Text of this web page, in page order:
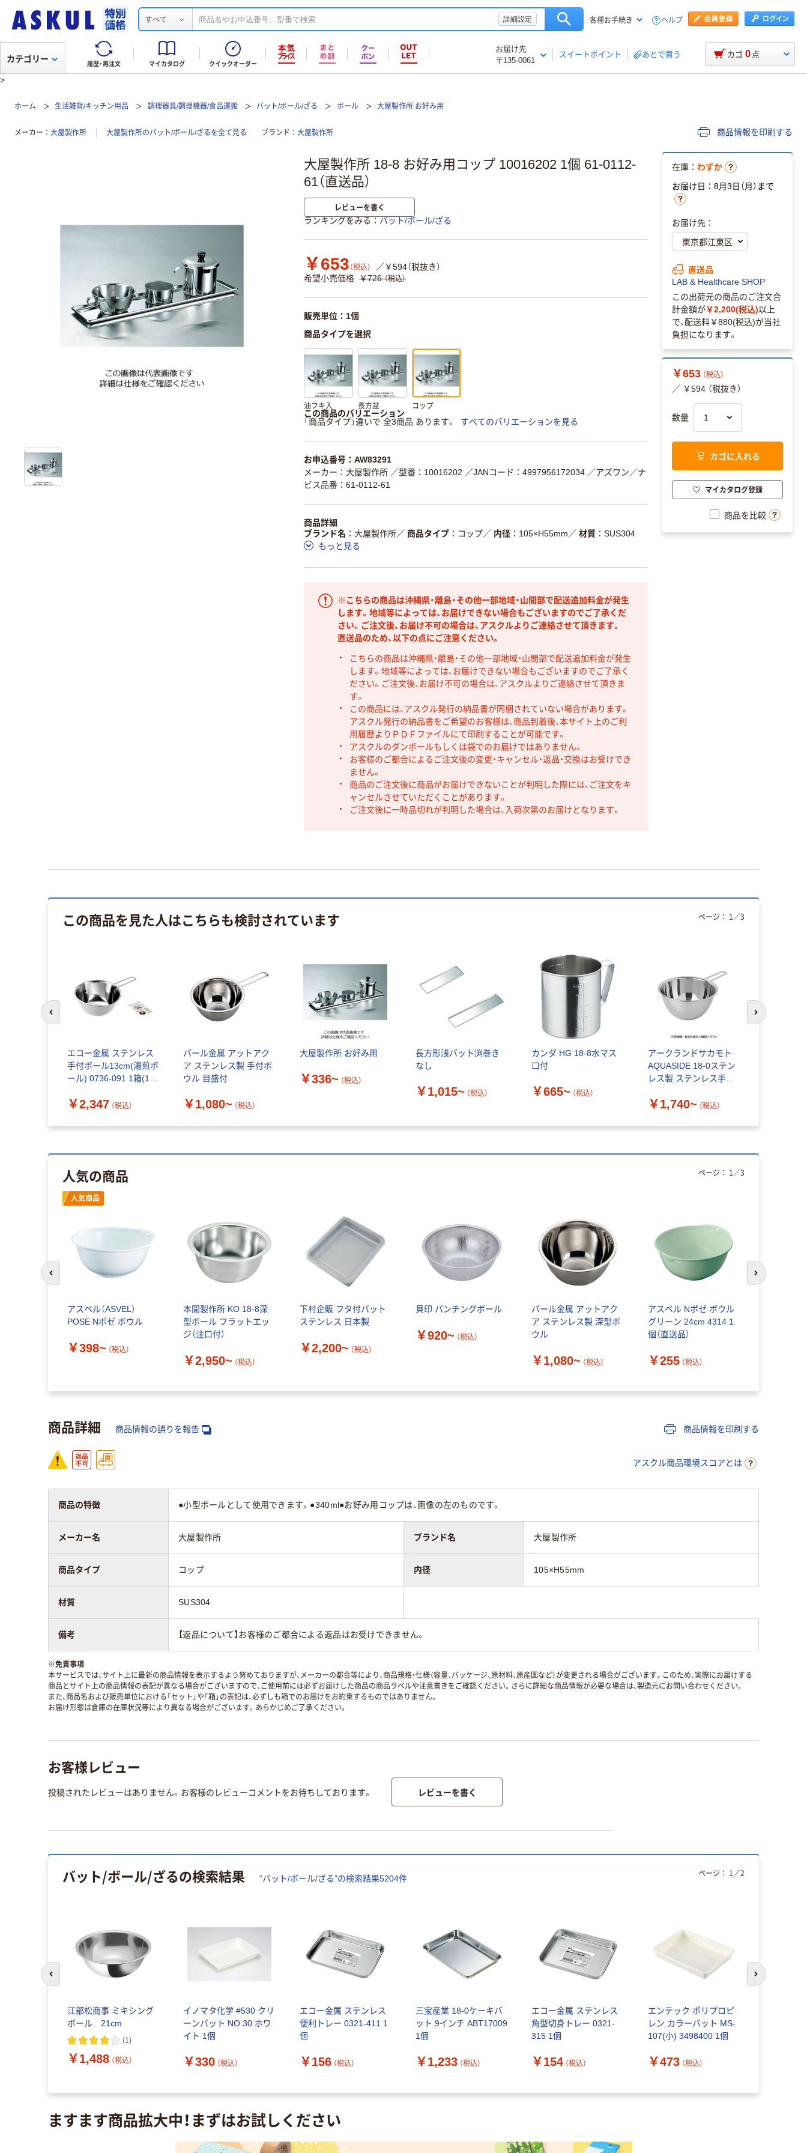
すべて 詳細設定 各種お手続き ヘルプ
履歴・再注文 マイカタログ クイックオーダー
お届け先
〒135-0061
スイートポイント あとで買う
カテゴリー カゴ 0 点
>
ホーム 生活雑貨/キッチン用品 調理器具/調理機器/食品運搬 バット/ボール/ざる ボール 大屋製作所 お好み用
メーカー 大屋製作所 大屋製作所のバット/ボール/ざるを全て見る ブランド 大屋製作所 商品情報を印刷する
大屋製作所 18-8 お好み用コップ 10016202 1個 61-0112-
61（直送品）
レビューを書く
ランキングをみる バット/ボール/ざる
￥653 （税込）
／￥594（税抜き）
希望小売価格 ￥726 （税込）
販売単位：1個
商品タイプを選択
油フキ入 長方盆 コップ
この商品のバリエーション
「商品タイプ」違いで 全3商品 あります。
すべてのバリエーションを見る
お申込番号：AW83291
メーカー：大屋製作所 ／型番：10016202 ／JANコード：4997956172034 ／アズワン／ナ
ビス品番：61-0112-61
商品詳細
ブランド名
大屋製作所／ 商品タイプ コップ／ 内径 105×H55mm ／ 材質
SUS304
もっと見る
※こちらの商品は沖縄県・離島・その他一部地域・山間部で配送追加料金が発生
します。地域等によっては、お届けできない場合もございますのでご了承くだ
さい。ご注文後、お届け不可の場合は、アスクルよりご連絡させて頂きます。
直送品のため、以下の点にご注意ください。
こちらの商品は沖縄県・離島・その他一部地域・山間部で配送追加料金が発生
します。地域等によっては、お届けできない場合もございますのでご了承く
ださい。ご注文後、お届け不可の場合は、アスクルよりご連絡させて頂きま
す。
この商品には、アスクル発行の納品書が同梱されていない場合があります。
アスクル発行の納品書をご希望のお客様は、商品到着後、本サイト上のご利
用履歴よりＰＤＦファイルにて印刷することが可能です。
アスクルのダンボールもしくは袋でのお届けではありません。
お客様のご都合によるご注文後の変更・キャンセル・返品・交換はお受けでき
ません。
商品のご注文後に商品がお届けできないことが判明した際には、ご注文をキ
ャンセルさせていただくことがあります。
ご注文後に一時品切れが判明した場合は、入荷次第のお届けとなります。
在庫： わずか
お届け日：8月3日（月）まで
お届け先：
直送品
LAB & Healthcare SHOP
この出荷元の商品のご注文合
計金額が￥2,200(税込)以上
で、配送料￥880(税込)が当社
負担になります。
￥653 （税込）
／ ￥594 （税抜き）
数量
カゴに入れる
マイカタログ登録
商品を比較
この商品を見た人はこちらも検討されています
エコー金属 ステンレス
手付ボール13cm(湯煎ボ
ール) 0736-091 1箱(10
￥2,347 （税込）
パール金属 アットアク
ア ステンレス製 手付ボ
ウル 目盛付
￥1,080~ （税込）
大屋製作所 お好み用
￥336~ （税込）
長方形浅バット渕巻き
なし
￥1,015~ （税込）
カンダ HG 18-8水マス
口付
￥665~ （税込）
アークランドサカモト
AQUASIDE 18-0ステン
レス製 ステンレス手付
￥1,740~ （税込）
ページ： 1 ／3
前のスライドへ 次のスライド
人気の商品
人気商品
アスベル（ASVEL）
POSE Nポゼ ボウル
￥398~ （税込）
本間製作所 KO 18-8深
型ボール フラットエッ
ジ（注口付）
￥2,950~ （税込）
下村企販 フタ付バット
ステンレス 日本製
￥2,200~ （税込）
貝印 パンチングボール
￥920~ （税込）
パール金属 アットアク
ア ステンレス製 深型ボ
ウル
￥1,080~ （税込）
アスベル Nポゼ ボウル
グリーン 24cm 4314 1
個（直送品）
￥255 （税込）
ページ： 1 ／3
前のスライドへ 次のスライド
商品詳細 商品情報の誤りを報告 商品情報を印刷する
アスクル商品環境スコアとは
商品の特徴 ●小型ボールとして使用できます。●340ml●お好み用コップは、画像の左のものです。
メーカー名 大屋製作所 ブランド名 大屋製作所
商品タイプ コップ 内径 105×H55mm
材質 SUS304
備考 【返品について】お客様のご都合による返品はお受けできません。
※免責事項
本サービスでは、サイト上に最新の商品情報を表示するよう努めておりますが、メーカーの都合等により、商品規格・仕様（容量、パッケージ、原材料、原産国など）が変更される場合がございます。このため、実際にお届けする
商品とサイト上の商品情報の表記が異なる場合がございますので、ご使用前には必ずお届けした商品の商品ラベルや注意書きをご確認ください。さらに詳細な商品情報が必要な場合は、製造元にお問い合わせください。
また、商品名および販売単位における「セット」や「箱」の表記は、必ずしも箱でのお届けをお約束するものではありません。
お届け形態は倉庫の在庫状況等により異なる場合がございます。あらかじめご了承ください。
お客様レビュー
投稿されたレビューはありません。お客様のレビューコメントをお待ちしております。 レビューを書く
バット/ボール/ざるの検索結果 “バット/ボール/ざる”の検索結果5204件
江部松商事 ミキシング
ボール 21cm
(1)
￥1,488 （税込）
イノマタ化学 #530 クリ
ーンバット NO.30 ホワ
イト 1個
￥330 （税込）
エコー金属 ステンレス
便利トレー 0321-411 1
個
￥156 （税込）
三宝産業 18-0ケーキバ
ット 9インチ ABT17009
1個
￥1,233 （税込）
エコー金属 ステンレス
角型切身トレー 0321-
315 1個
￥154 （税込）
エンテック ポリプロピ
レン カラーバット MS-
107(小) 3498400 1個
￥473 （税込）
ページ： 1 ／2
前のスライドへ 次のスライド
ますます商品拡大中！まずはお試しください